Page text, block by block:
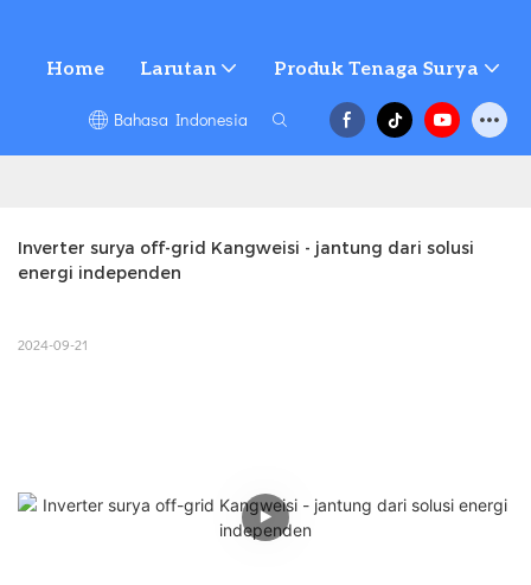
Home Larutan Produk Tenaga Surya
Bahasa Indonesia
Inverter surya off-grid Kangweisi - jantung dari solusi
energi independen
2024-09-21